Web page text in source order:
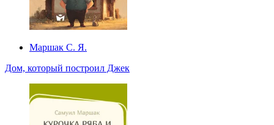
Маршак С. Я.
Дом, который построил Джек